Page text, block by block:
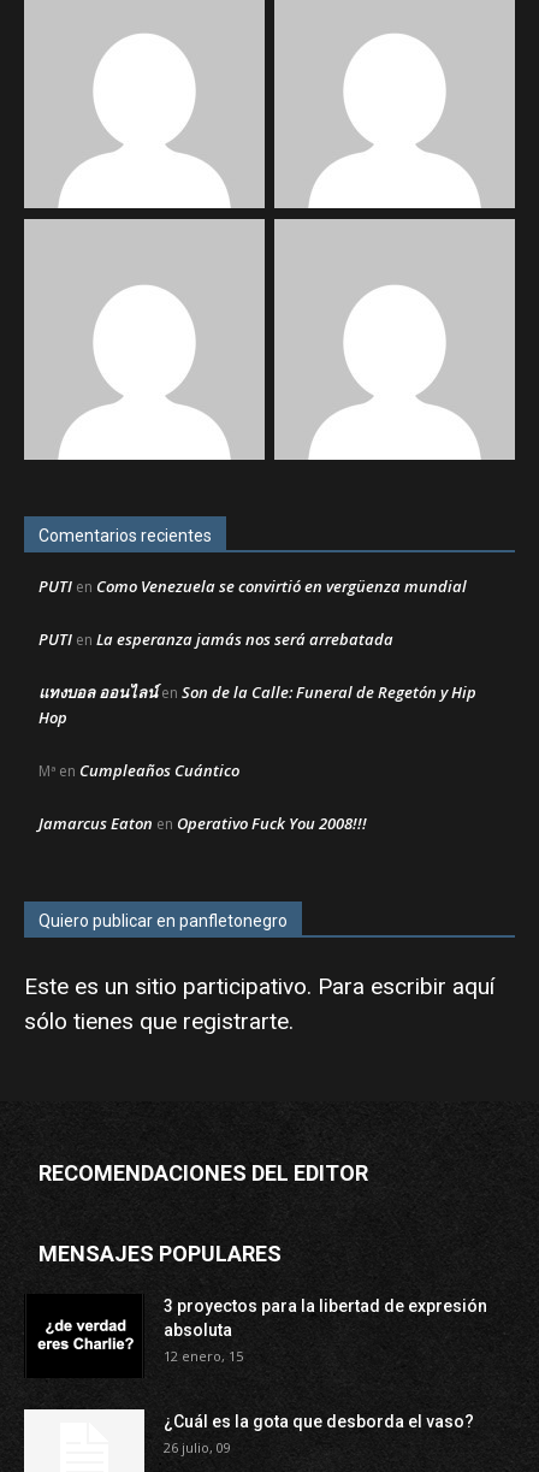
Comentarios recientes
PUTI en Como Venezuela se convirtió en vergüenza mundial
PUTI en La esperanza jamás nos será arrebatada
แทงบอล ออนไลน์en Son de la Calle: Funeral de Regetón y Hip
Hop
Mª en Cumpleaños Cuántico
Jamarcus Eaton en Operativo Fuck You 2008!!!
Quiero publicar en panfletonegro
Este es un sitio participativo. Para escribir aquí
sólo tienes que registrarte.
RECOMENDACIONES DEL EDITOR
MENSAJES POPULARES
3 proyectos para la libertad de expresión
absoluta
12 enero, 15
¿Cuál es la gota que desborda el vaso?
26 julio, 09